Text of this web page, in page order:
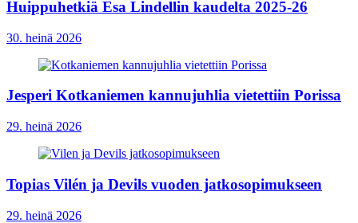
Huippuhetkiä Esa Lindellin kaudelta 2025-26
30. heinä 2026
Jesperi Kotkaniemen kannujuhlia vietettiin Porissa
29. heinä 2026
Topias Vilén ja Devils vuoden jatkosopimukseen
29. heinä 2026